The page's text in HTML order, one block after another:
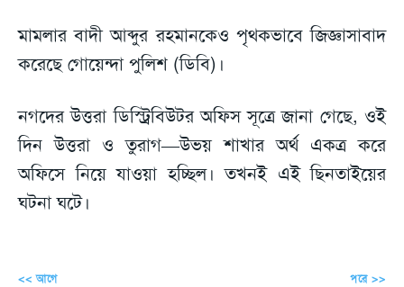
মামলার বাদী আব্দুর রহমানকেও পৃথকভাবে জিজ্ঞাসাবাদ
করেছে গোয়েন্দা পুলিশ (ডিবি)।
নগদের উত্তরা ডিস্ট্রিবিউটর অফিস সূত্রে জানা গেছে, ওই
দিন উত্তরা ও তুরাগ—উভয় শাখার অর্থ একত্র করে
অফিসে নিয়ে যাওয়া হচ্ছিল। তখনই এই ছিনতাইয়ের
ঘটনা ঘটে।
<< আগে পরে >>